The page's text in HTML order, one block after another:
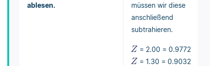
ablesen.
müssen wir diese
anschließend
subtrahieren.
= 2.00 = 0.9772
= 1.30 = 0.9032